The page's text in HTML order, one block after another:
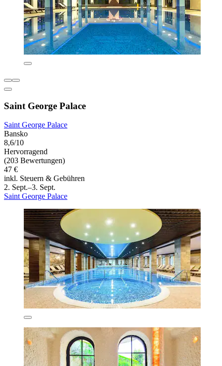
Saint George Palace
Saint George Palace
Bansko
8,6/10
Hervorragend
(203 Bewertungen)
47 €
inkl. Steuern & Gebühren
2. Sept.–3. Sept.
Saint George Palace